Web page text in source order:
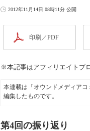
2012年11月14日 08時11分 公開
印刷／PDF
※本記事はアフィリエイトプ
本連載は「オウンドメディア
編集したものです。
第4回の振り返り